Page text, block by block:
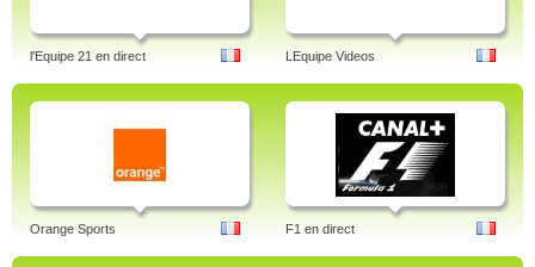
l'Equipe 21 en direct LEquipe Videos
Orange Sports F1 en direct